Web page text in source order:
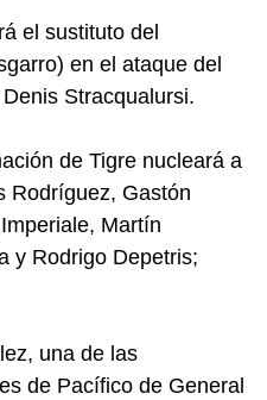
el sustituto del
en el ataque del
Stracqualursi.
de Tigre nucleará a
Rodríguez, Gastón
Martín
y Rodrigo Depetris;
una de las
de Pacífico de General